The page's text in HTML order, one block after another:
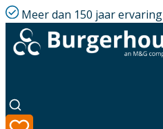
Meer dan 150 jaar ervaring